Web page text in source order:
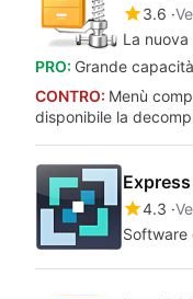
3.6
La
PRO: Grande
CONTRO: Menù
disponibile la
4.3
Software